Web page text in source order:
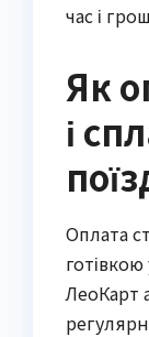
час і
Як
і
Оплата
ЛеоКарт